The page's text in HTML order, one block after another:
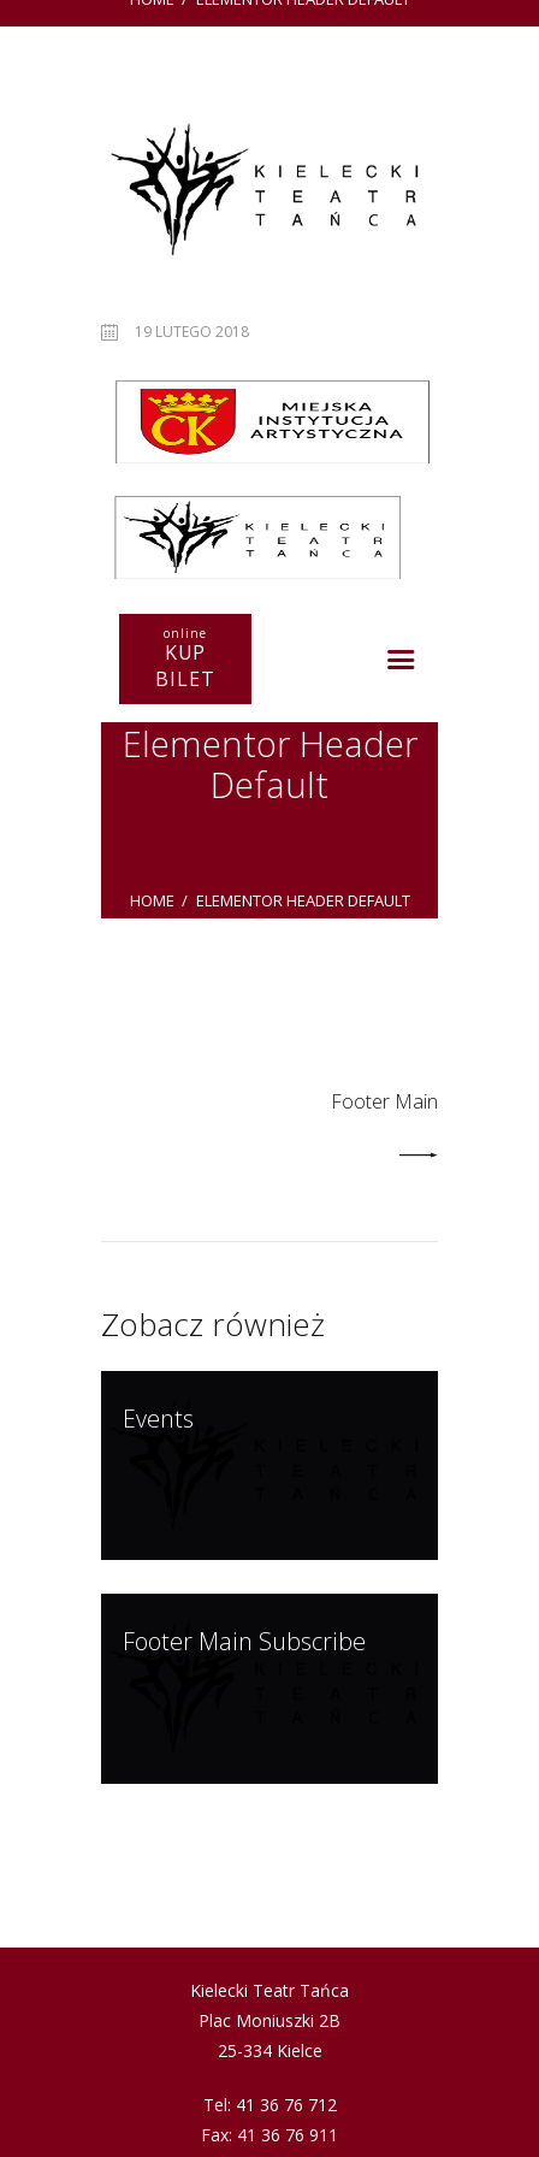
19 LUTEGO 2018
online
KUP
BILET
Elementor Header
Default
HOME ELEMENTOR HEADER DEFAULT
Footer Main
Zobacz również
Events
Footer Main Subscribe
Kielecki Teatr Tańca
Plac Moniuszki 2B
25-334 Kielce
Tel: 41 36 76 712
Fax: 41 36 76 911